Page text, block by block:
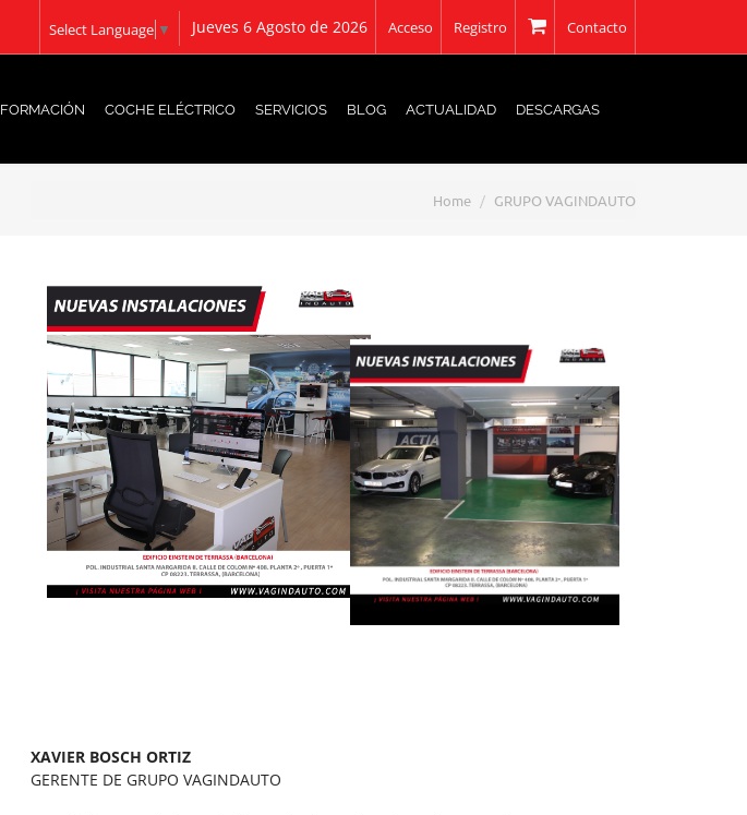
Select Language ▼ Jueves 6 Agosto de 2026 Acceso Registro Contacto
FORMACIÓN COCHE ELÉCTRICO SERVICIOS BLOG ACTUALIDAD DESCARGAS
Home GRUPO VAGINDAUTO
XAVIER BOSCH ORTIZ
GERENTE DE GRUPO VAGINDAUTO